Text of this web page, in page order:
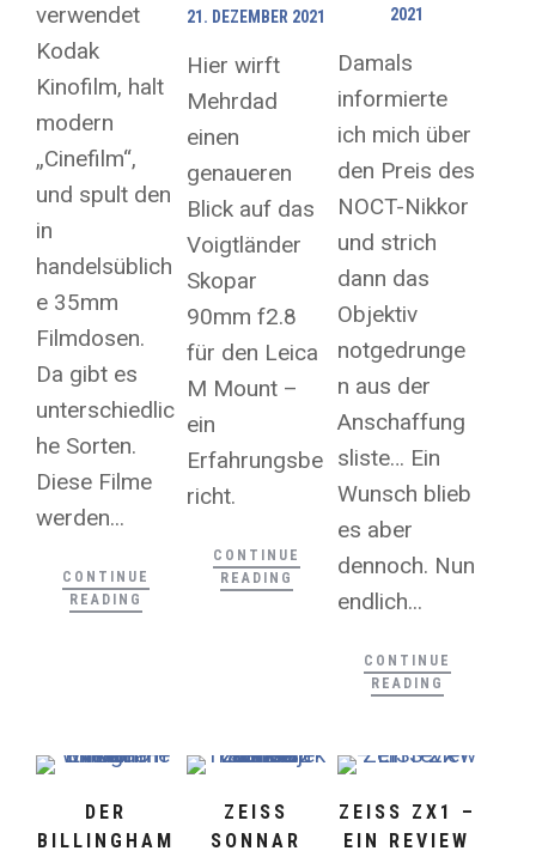
verwendet
Kodak
Kinofilm, halt
modern
„Cinefilm“,
und spult den
in
handelsüblich
e 35mm
Filmdosen.
Da gibt es
unterschiedlic
he Sorten.
Diese Filme
werden...
CONTINUE
READING
21. DEZEMBER 2021
Hier wirft
Mehrdad
einen
genaueren
Blick auf das
Voigtländer
Skopar
90mm f2.8
für den Leica
M Mount –
ein
Erfahrungsbe
richt.
CONTINUE
READING
2021
Damals
informierte
ich mich über
den Preis des
NOCT-Nikkor
und strich
dann das
Objektiv
notgedrunge
n aus der
Anschaffung
sliste… Ein
Wunsch blieb
es aber
dennoch. Nun
endlich...
CONTINUE
READING
DER
BILLINGHAM
ZEISS
SONNAR
ZEISS ZX1 –
EIN REVIEW